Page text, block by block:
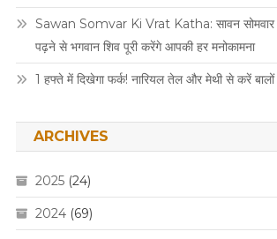
Sawan Somvar Ki Vrat Katha: सावन सोमवार
पढ़ने से भगवान शिव पूरी करेंगे आपकी हर मनोकामना
1 हफ्ते में दिखेगा फर्क! नारियल तेल और मेथी से करें
ARCHIVES
2025(24)
2024(69)